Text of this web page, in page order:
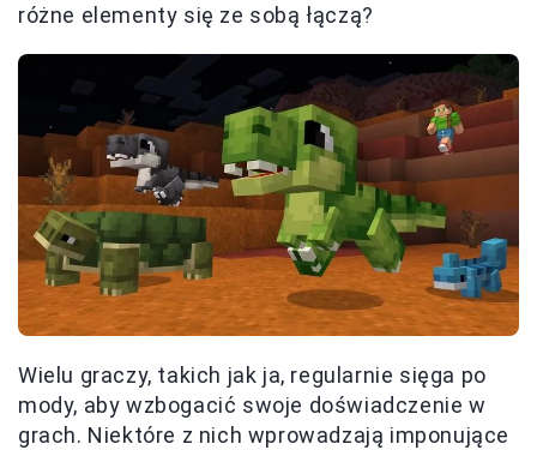
różne elementy się ze sobą łączą?
Wielu graczy, takich jak ja, regularnie sięga po
mody, aby wzbogacić swoje doświadczenie w
grach. Niektóre z nich wprowadzają imponujące